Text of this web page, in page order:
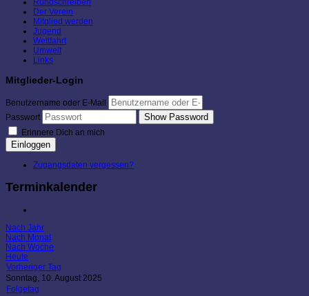
Rundschreiben
Der Verein
Mitglied werden
Jugend
Wettfahrt
Umwelt
Links
Mitglieder-Login
Benutzername oder E-Mail
Passwort
Show Password
Erinnere Dich an mich
Einloggen
Zugangsdaten vergessen?
Terminkalender
Nach Jahr
Nach Monat
Nach Woche
Heute
Vorheriger Tag
Sonntag, 10. August 2025
Folgetag